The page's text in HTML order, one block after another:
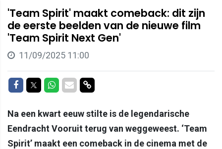
'Team Spirit' maakt comeback: dit zijn
de eerste beelden van de nieuwe film
'Team Spirit Next Gen'
11/09/2025 11:00
Delen op Facebook
Delen op Twitter
Delen op Whatsapp
Delen via Mail
Delen via link
Na een kwart eeuw stilte is de legendarische
Eendracht Vooruit terug van weggeweest. ‘Team
Spirit’ maakt een comeback in de cinema met de